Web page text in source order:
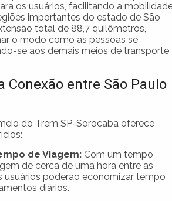
os usuários, facilitando a
importantes do estado de São
total de 88,7 quilômetros,
o modo como as pessoas se
se aos demais meios de transporte
Conexão entre São Paulo
do Trem SP-Sorocaba oferece
de Viagem: Com um tempo
de cerca de uma hora entre as
usuários poderão economizar tempo
diários.